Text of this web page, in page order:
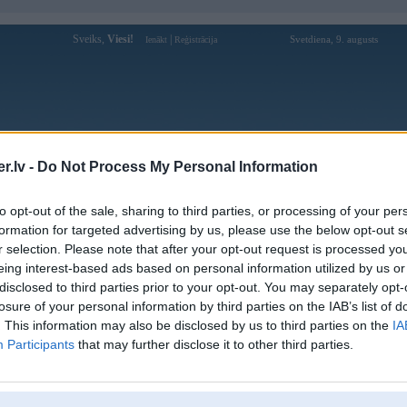
- Do Not Process My Personal Information
opt-out of the sale, sharing to third parties, or processing of your
for targeted advertising by us, please use the below opt-out
selection. Please note that after your opt-out request is processed
interest-based ads based on personal information utilized by us
to third parties prior to your opt-out. You may separately
of your personal information by third parties on the IAB’s list of
This information may also be disclosed by us to third parties on the
Participants that may further disclose it to other third parties.
Sveiks, Viesi! Ienākt Reģistrācija Svetdiena, 9. augusts
Forums Galerijas Reģistrācija Lietotāji
Lietotāja sunwindating profils
Lietotājvārds:
sunwindating
Ziņojumi forumā:
0
Pēdējie ziņojumi forumā